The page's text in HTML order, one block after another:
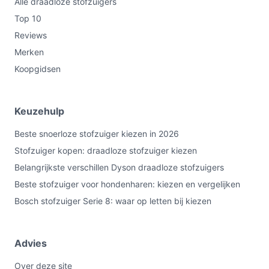
nodig hebt. Controleer vóór aankoop de exacte Airwatt-
waarde (titel en specificatie verschillen) en de details in
de producthandleiding.
Bekijk varianten en actuele prijzen op
bestedraadlozestofzuiger.nl voordat je kiest.
Top 10
Reviews
Merken
Koopgidsen
Keuzehulp
Beste snoerloze stofzuiger kiezen in 2026
Stofzuiger kopen: draadloze stofzuiger kiezen
Belangrijkste verschillen Dyson draadloze stofzuigers
Beste stofzuiger voor hondenharen: kiezen en vergelijken
Bosch stofzuiger Serie 8: waar op letten bij kiezen
Advies
Over deze site